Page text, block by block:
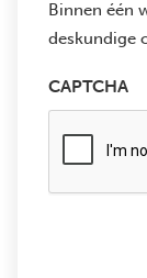
Binnen één
deskundige
CAPTCHA